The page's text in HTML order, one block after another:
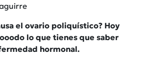
el ovario poliquístico? Hoy
lo que tienes que saber
hormonal.